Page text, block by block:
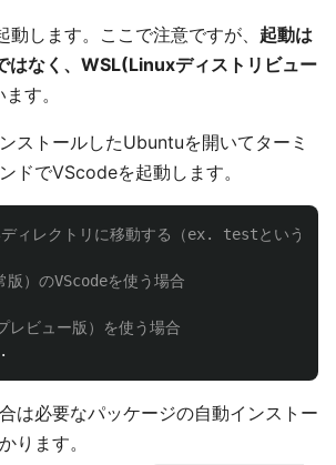
します。ここで注意ですが、 起動は
なく、WSL(Linuxディストリビュー
す。
ストールしたUbuntuを開いてターミ
ドでVScodeを起動します。
ィレクトリに移動する（ex. testというディ
）のVScodeを使う場合
ビュー版）を使う場合
.
は必要なパッケージの自動インストー
ります。